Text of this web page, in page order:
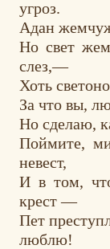
угроз.
Адан
Но свет
слез,—
Хоть
За что вы,
Но сделаю,
Поймите,
невест,
И в том,
крест —
Пет
люблю!